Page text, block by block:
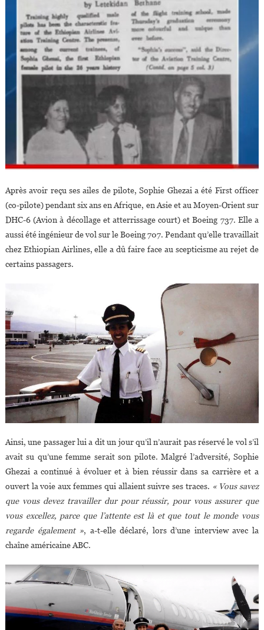
Après avoir reçu ses ailes de pilote, Sophie Ghezai a été First officer
(co-pilote) pendant six ans en Afrique, en Asie et au Moyen-Orient sur
DHC-6 (Avion à décollage et atterrissage court) et Boeing 737. Elle a
aussi été ingénieur de vol sur le Boeing 707. Pendant qu’elle travaillait
chez Ethiopian Airlines, elle a dû faire face au scepticisme au rejet de
certains passagers.
Ainsi, une passager lui a dit un jour qu’il n’aurait pas réservé le vol s’il
avait su qu’une femme serait son pilote. Malgré l’adversité, Sophie
Ghezai a continué à évoluer et à bien réussir dans sa carrière et a
ouvert la voie aux femmes qui allaient suivre ses traces. « Vous savez
que vous devez travailler dur pour réussir, pour vous assurer que
vous excellez, parce que l’attente est là et que tout le monde vous
regarde également », a-t-elle déclaré, lors d’une interview avec la
chaîne américaine ABC.